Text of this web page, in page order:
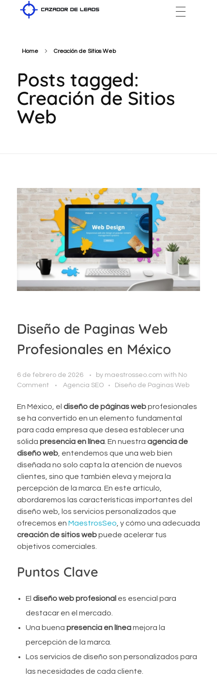
Home Creación de Sitios Web
Posts tagged:
Creación de Sitios
Web
Diseño de Paginas Web
Profesionales en México
6 de febrero de 2026 by maestrosseo.com with No
Comment
Agencia SEO Diseño de Paginas Web
En México, el diseño de páginas webprofesionales
se ha convertido en un elemento fundamental
para cada empresa que desea establecer una
sólida presencia en línea. En nuestra agencia de
diseño web, entendemos que una web bien
diseñada no solo capta la atención de nuevos
clientes, sino que también eleva y mejora la
percepción de la marca. En este artículo,
abordaremos las características importantes del
diseño web, los servicios personalizados que
ofrecemos en MaestrosSeo, y cómo una adecuada
creación de sitios webpuede acelerar tus
objetivos comerciales.
Puntos Clave
El diseño web profesional es esencial para
destacar en el mercado.
Una buena presencia en líneamejora la
percepción de la marca.
Los servicios de diseño son personalizados para
las necesidades de cada cliente.